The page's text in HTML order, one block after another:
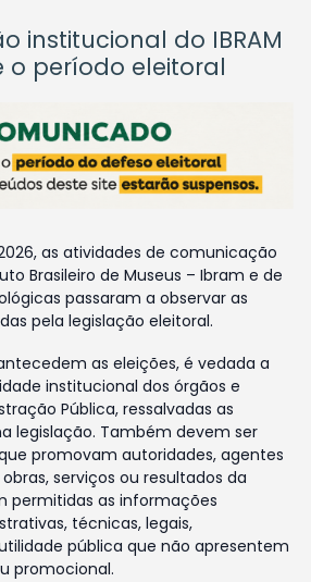
institucional do IBRAM
o período eleitoral
as atividades de comunicação
Brasileiro de Museus – Ibram e de
passaram a observar as
pela legislação eleitoral.
as eleições, é vedada a
institucional dos órgãos e
Pública, ressalvadas as
legislação. Também devem ser
promovam autoridades, agentes
serviços ou resultados da
permitidas as informações
técnicas, legais,
pública que não apresentem
promocional.